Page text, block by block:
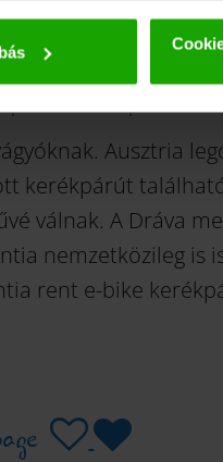
Ausztria
kerékpárút
válnak. A Dráva
nemzetközileg is
rent e-bike